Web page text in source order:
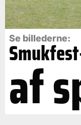
Se billederne:
af